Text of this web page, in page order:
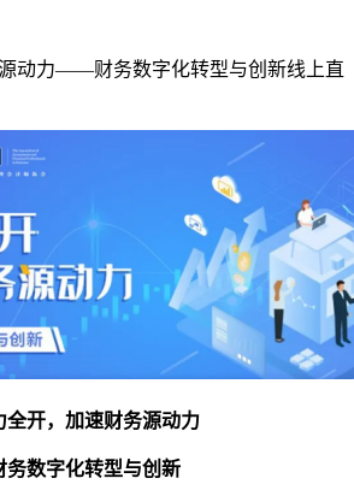
动力——财务数字化转型与创新线上直
全开，加速财务源动力
务数字化转型与创新